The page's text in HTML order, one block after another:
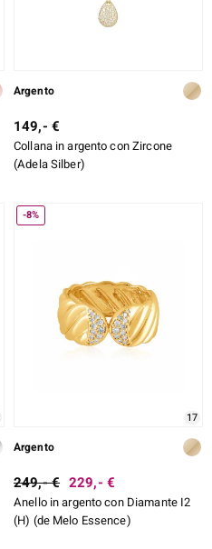
Argento
149,- €
Collana in argento con Zircone
(Adela Silber)
-8%
17
Argento
249,- € 229,- €
Anello in argento con Diamante I2
(H) (de Melo Essence)